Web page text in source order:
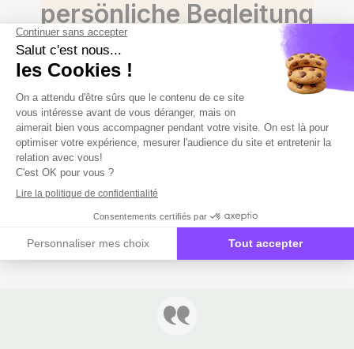
persönliche Begleitung
Besprechen Sie die Leistung Ihrer
Stellenangebote mit Ihrem Berater. Halbjährliche
Bewertungen ermöglichen es Ihnen, Ihre
Rekrutierungsstrategie zu maximieren. Wir
verpflichten uns, Ihnen bei der Suche nach Ihren
Kandidaten zu helfen.
Mehr erfahre